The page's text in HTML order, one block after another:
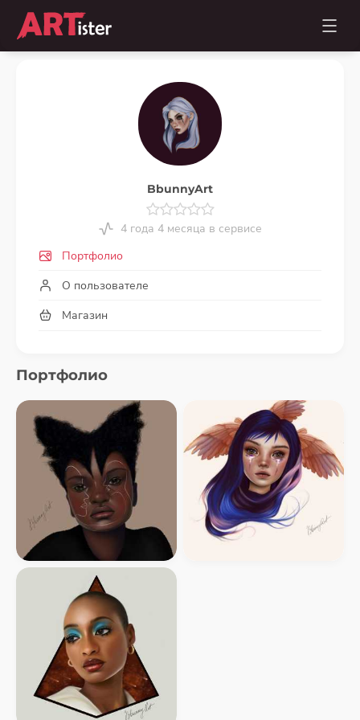
BbunnyArt
4 года 4 месяца в сервисе
Портфолио
О пользователе
Магазин
Портфолио